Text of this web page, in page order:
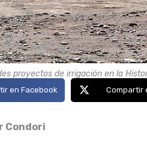
proyectos de irrigación en la
en Facebook Compartir
Condori